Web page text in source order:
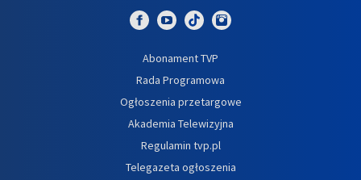
Abonament TVP
Rada Programowa
Ogłoszenia przetargowe
Akademia Telewizyjna
Regulamin tvp.pl
Telegazeta ogłoszenia